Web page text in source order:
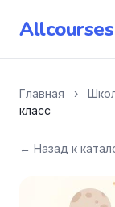
Allcourses
Главная ›
класс
← Назад к